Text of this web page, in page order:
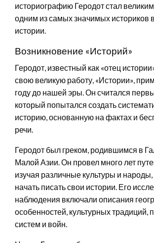
историографию Геродот стал
одним из самых значимых историков
истории.
Возникновение «Историй»
Геродот, известный как «отец
свою великую работу, «Истории»,
году до нашей эры. Он считался
который попытался создать
историю, основанную на фактах и
речи.
Геродот был греком, родившимся в
Малой Азии. Он провел много лет
изучая различные культуры и
начать писать свои истории. Его
наблюдения включали описания
особенностей, культурных традиций,
систем и войн.